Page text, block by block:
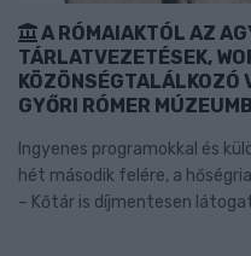
A RÓMAIAKTÓL AZ
TÁRLATVEZETÉSEK,
KÖZÖNSÉGTALÁLKOZÓ
GYŐRI RÓMER
Ingyenes programokkal és
hét második felére, a
– Kőtár is díjmentesen